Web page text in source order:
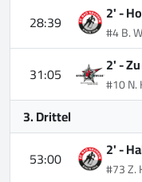
28:39 2' -
#4 B.
31:05 2' -
#10 N.
3. Drittel
53:00
2' -
#73 Z.